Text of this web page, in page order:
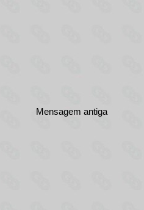
Mensagem antiga